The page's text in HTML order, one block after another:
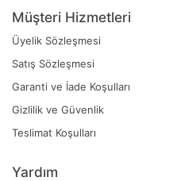
Müşteri Hizmetleri
Üyelik Sözleşmesi
Satış Sözleşmesi
Garanti ve İade Koşulları
Gizlilik ve Güvenlik
Teslimat Koşulları
Yardım